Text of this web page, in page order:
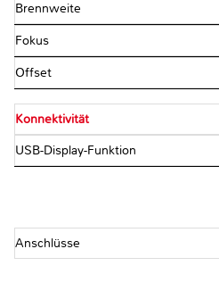
Brennweite
Fokus
Offset
Konnektivität
USB-Display-Funktion
Anschlüsse